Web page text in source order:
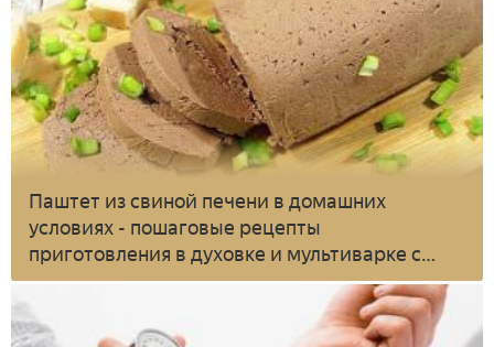
Паштет из свиной печени в домашних
условиях - пошаговые рецепты
приготовления в духовке и мультиварке с
фото